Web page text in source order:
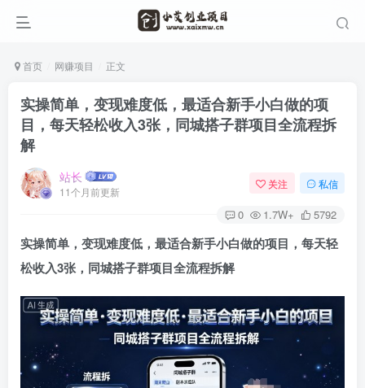
首页 网赚项目 正文
实操简单，变现难度低，最适合新手小白做的项
目，每天轻松收入3张，同城搭子群项目全流程拆
解
站长
11个月前更新
关注 私信
0 1.7W+ 5792
实操简单，变现难度低，最适合新手小白做的项目，每天轻
松收入3张，同城搭子群项目全流程拆解